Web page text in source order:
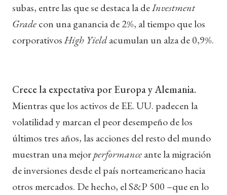
subas, entre las que se destaca la deInvestment
Gradecon una ganancia de 2%, al tiempo que los
corporativosHigh Yieldacumulan un alza de 0,9%.
Crece la expectativa por Europa y Alemania.
Mientras que los activos de EE. UU. padecen la
volatilidad y marcan el peor desempeño de los
últimos tres años, las acciones del resto del mundo
muestran una mejorperformanceante la migración
de inversiones desde el país norteamericano hacia
otros mercados. De hecho, el S&P 500 –que en lo